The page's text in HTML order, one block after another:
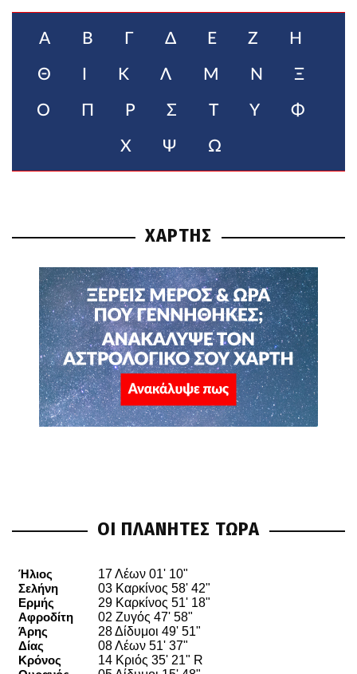
Α Β Γ Δ Ε Ζ Η
Θ Κ Λ Μ Ν Ξ
Ο Π Ρ Σ Τ Υ Φ
Χ Ψ Ω
ΧΑΡΤΗΣ
ΟΙ ΠΛΑΝΗΤΕΣ ΤΩΡΑ